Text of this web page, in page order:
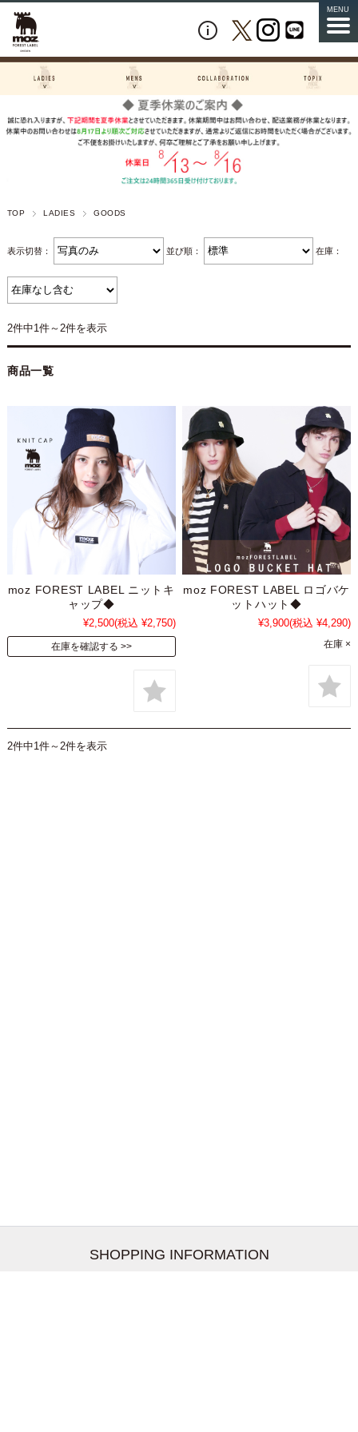
MENU
TOP LADIES GOODS
表示切替： 並び順： 在庫：
2件中1件～2件を表示
商品一覧
moz FOREST LABEL ニットキ
ャップ◆
¥2,500(税込 ¥2,750)
在庫を確認する
moz FOREST LABEL ロゴバケ
ットハット◆
¥3,900(税込 ¥4,290)
在庫 ×
2件中1件～2件を表示
SHOPPING INFORMATION